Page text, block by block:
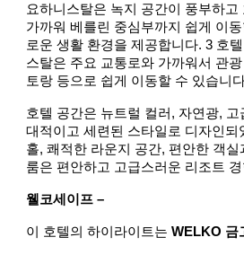
요하니스탈은 녹지 공간이 풍부하
가까워 베를린 중심부까지 쉽게 이
로운 생활 환경을 제공합니다. 3 호
스탈은 주요 교통로와 가까워서 관
토랑 등으로 쉽게 이동할 수 있습니
호텔 공간은 뉴트럴 컬러, 자연광, 고
대적이고 세련된 스타일로 디자인되
홀, 쾌적한 라운지 공간, 편안한 객
룸은 편안하고 고급스러운 리조트
웰코세이프 –
이 호텔의 하이라이트는WELKO 금